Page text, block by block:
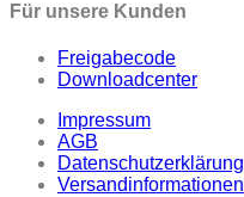
Für unsere Kunden
Freigabecode
Downloadcenter
Impressum
AGB
Datenschutzerklärung
Versandinformationen